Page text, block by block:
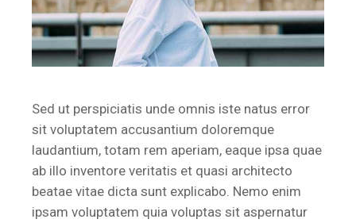
Sed ut perspiciatis unde omnis iste natus error
sit voluptatem accusantium doloremque
laudantium, totam rem aperiam, eaque ipsa quae
ab illo inventore veritatis et quasi architecto
beatae vitae dicta sunt explicabo. Nemo enim
ipsam voluptatem quia voluptas sit aspernatur